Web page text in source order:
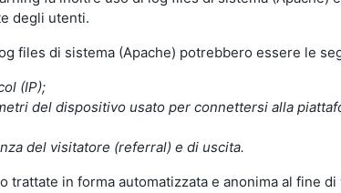
degli utenti.
files di sistema (Apache) potrebbero essere le
(IP);
del dispositivo usato per connettersi alla
del visitatore (referral) e di uscita.
trattate in forma automatizzata e anonima al fine